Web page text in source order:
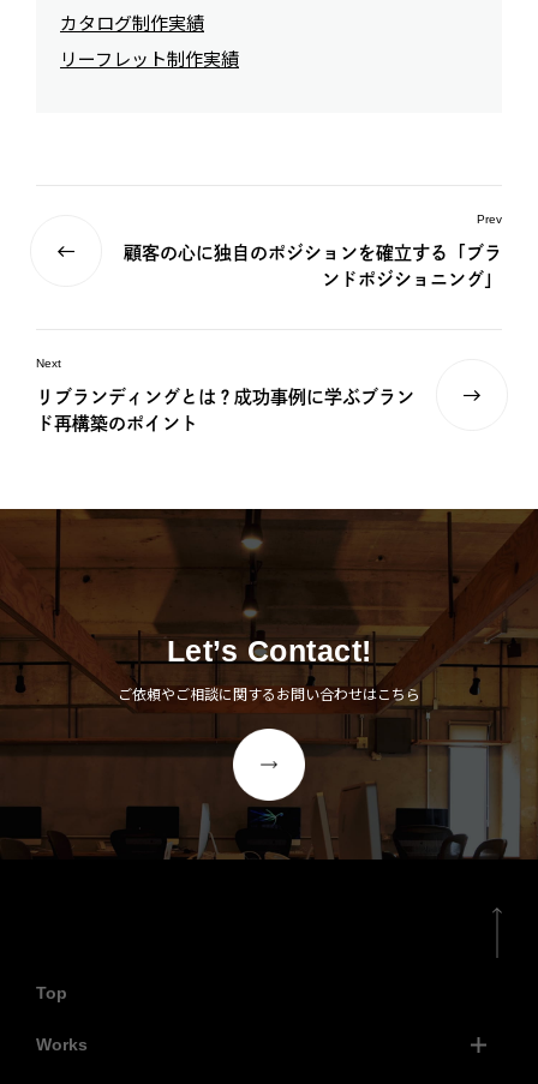
カタログ制作実績
リーフレット制作実績
Prev
顧客の心に独自のポジションを確立する「ブラ
ンドポジショニング」
Next
リブランディングとは？成功事例に学ぶブラン
ド再構築のポイント
Let’s Contact!
ご依頼やご相談に関するお問い合わせはこちら
Top
Works